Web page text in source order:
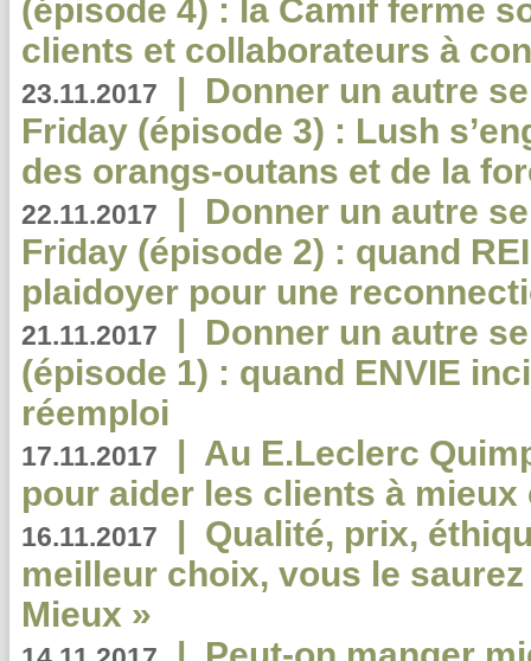
(épisode 4) : la Camif ferme
clients et collaborateurs à
23.11.2017 | Donner un autre
Friday (épisode 3) : Lush
des orangs-outans et de la
22.11.2017 | Donner un autre
Friday (épisode 2) : quand
plaidoyer pour une
21.11.2017 | Donner un autre
(épisode 1) : quand ENVIE
réemploi
17.11.2017 | Au E.Leclerc
pour aider les clients à
16.11.2017 | Qualité, prix,
meilleur choix, vous le
Mieux »